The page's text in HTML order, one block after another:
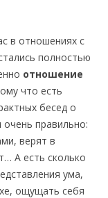
в отношениях с
полностью
отношение
что есть
бесед о
правильно:
верят в
А есть сколько
ума,
ощущать себя